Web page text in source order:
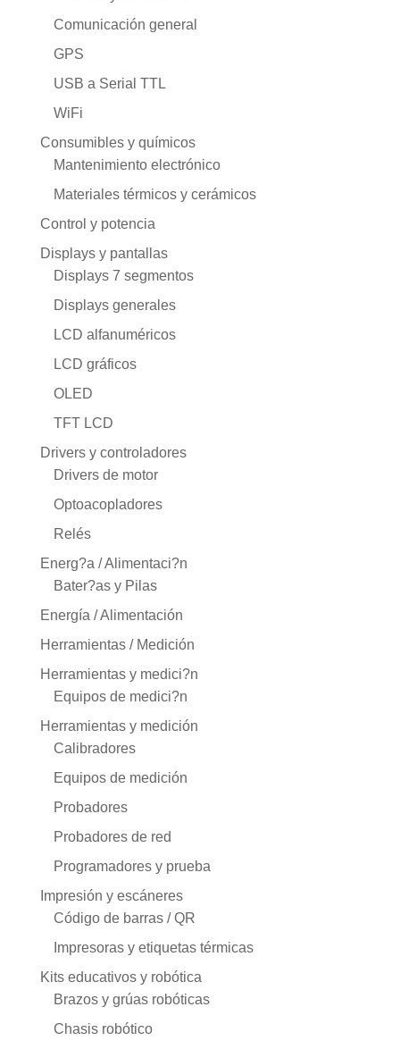
Comunicación general
GPS
USB a Serial TTL
WiFi
Consumibles y químicos
Mantenimiento electrónico
Materiales térmicos y cerámicos
Control y potencia
Displays y pantallas
Displays 7 segmentos
Displays generales
LCD alfanuméricos
LCD gráficos
OLED
TFT LCD
Drivers y controladores
Drivers de motor
Optoacopladores
Relés
Energ?a / Alimentaci?n
Bater?as y Pilas
Energía / Alimentación
Herramientas / Medición
Herramientas y medici?n
Equipos de medici?n
Herramientas y medición
Calibradores
Equipos de medición
Probadores
Probadores de red
Programadores y prueba
Impresión y escáneres
Código de barras / QR
Impresoras y etiquetas térmicas
Kits educativos y robótica
Brazos y grúas robóticas
Chasis robótico